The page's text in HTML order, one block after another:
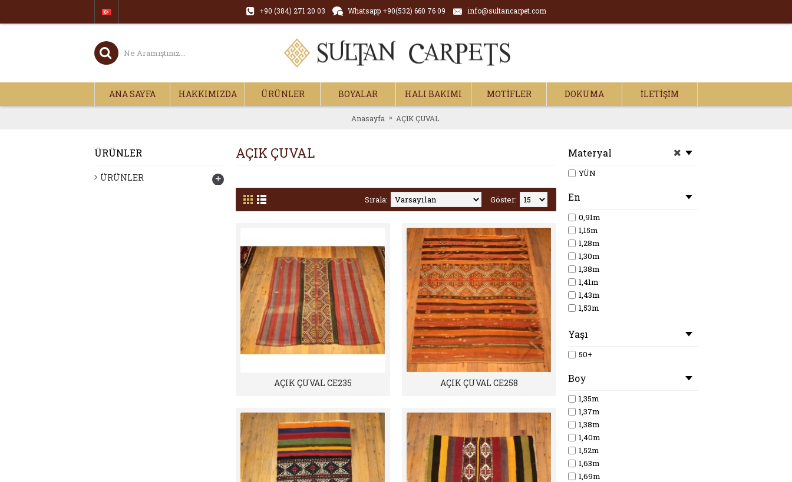
+90 (384) 271 20 03 Whatsapp +90(532) 660 76 09 info@sultancarpet.com
ANA SAYFA HAKKIMIZDA ÜRÜNLER BOYALAR HALI BAKIMI MOTİFLER DOKUMA İLETIŞIM
Anasayfa AÇIK ÇUVAL
ÜRÜNLER
ÜRÜNLER +
Materyal
YÜN
En
0,91m
1,15m
1,28m
1,30m
1,38m
1,41m
1,43m
1,53m
1,66m
Yaşı
50+
Boy
1,35m
1,37m
1,38m
1,40m
1,52m
1,63m
1,69m
AÇIK ÇUVAL
Göster:
Sırala:
AÇIK ÇUVAL CE235 AÇIK ÇUVAL CE258